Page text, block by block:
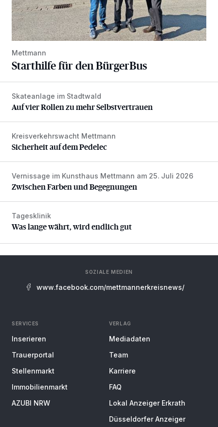
Mettmann
Starthilfe für den BürgerBus
Auf vier Rollen zu mehr Selbstvertrauen
Skateanlage im Stadtwald
Auf vier Rollen zu mehr Selbstvertrauen
Sicherheit auf dem Pedelec
Kreisverkehrswacht Mettmann
Sicherheit auf dem Pedelec
Zwischen Farben und Begegnungen
Vernissage im Kunsthaus Mettmann am 25. Juli 2026
Zwischen Farben und Begegnungen
Was lange währt, wird endlich gut
Tagesklinik
Was lange währt, wird endlich gut
SOZIALE MEDIEN
www.facebook.com/mettmannerkreisnews/
SERVICES
Inserieren
Trauerportal
Stellenmarkt
Immobilienmarkt
AZUBI NRW
VERLAG
Mediadaten
Team
Karriere
FAQ
Lokal Anzeiger Erkrath
Düsseldorfer Anzeiger